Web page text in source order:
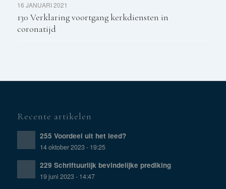
16 JANUARI 2021
130 Verklaring voortgang kerkdiensten in
coronatijd
Recente artikelen
255 Voordeel uit het leed?
14 oktober 2023 - 19:25
229 Schriftuurlijk bevindelijke prediking
19 juni 2023 - 14:47